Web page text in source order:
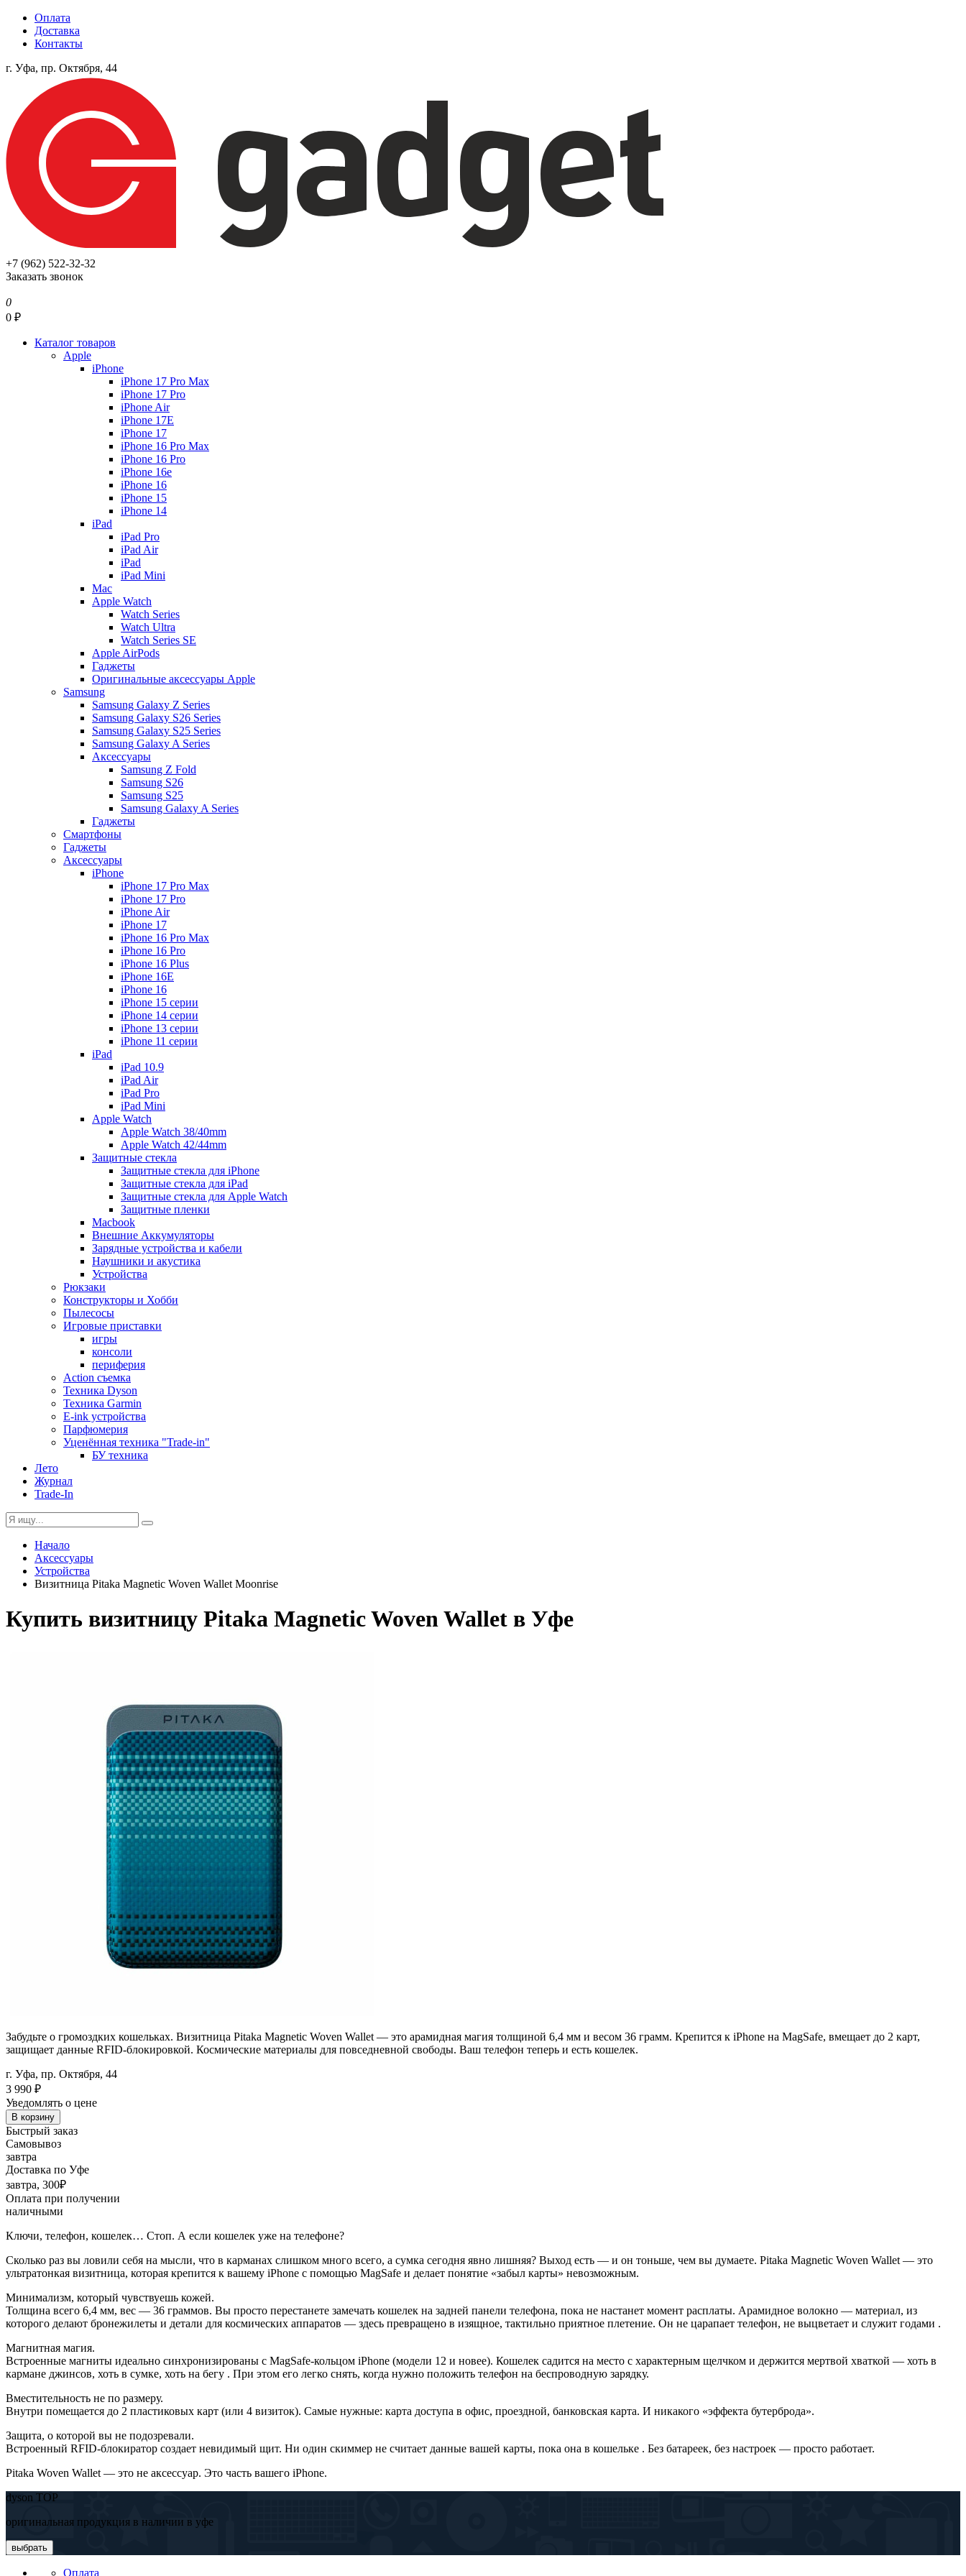
Оплата
Доставка
Контакты
г. Уфа, пр. Октября, 44
+7 (962) 522-32-32
Заказать звонок
0
0 ₽
Каталог товаров
Apple
iPhone
iPhone 17 Pro Max
iPhone 17 Pro
iPhone Air
iPhone 17E
iPhone 17
iPhone 16 Pro Max
iPhone 16 Pro
iPhone 16e
iPhone 16
iPhone 15
iPhone 14
iPad
iPad Pro
iPad Air
iPad
iPad Mini
Mac
Apple Watch
Watch Series
Watch Ultra
Watch Series SE
Apple AirPods
Гаджеты
Оригинальные аксессуары Apple
Samsung
Samsung Galaxy Z Series
Samsung Galaxy S26 Series
Samsung Galaxy S25 Series
Samsung Galaxy A Series
Аксессуары
Samsung Z Fold
Samsung S26
Samsung S25
Samsung Galaxy A Series
Гаджеты
Смартфоны
Гаджеты
Аксессуары
iPhone
iPhone 17 Pro Max
iPhone 17 Pro
iPhone Air
iPhone 17
iPhone 16 Pro Max
iPhone 16 Pro
iPhone 16 Plus
iPhone 16E
iPhone 16
iPhone 15 серии
iPhone 14 серии
iPhone 13 серии
iPhone 11 серии
iPad
iPad 10.9
iPad Air
iPad Pro
iPad Mini
Apple Watch
Apple Watch 38/40mm
Apple Watch 42/44mm
Защитные стекла
Защитные стекла для iPhone
Защитные стекла для iPad
Защитные стекла для Apple Watch
Защитные пленки
Macbook
Внешние Аккумуляторы
Зарядные устройства и кабели
Наушники и акустика
Устройства
Рюкзаки
Конструкторы и Хобби
Пылесосы
Игровые приставки
игры
консоли
периферия
Action съемка
Техника Dyson
Техника Garmin
E-ink устройства
Парфюмерия
Уценённая техника "Trade-in"
БУ техника
Лето
Журнал
Trade-In
Начало
Аксессуары
Устройства
Визитница Pitaka Magnetic Woven Wallet Moonrise
Купить визитницу Pitaka Magnetic Woven Wallet в Уфе
Забудьте о громоздких кошельках. Визитница Pitaka Magnetic Woven Wallet — это арамидная магия толщиной 6,4 мм и весом 36 грамм. Крепится к iPhone на MagSafe, вмещает до 2 карт,
защищает данные RFID-блокировкой. Космические материалы для повседневной свободы. Ваш телефон теперь и есть кошелек.
г. Уфа, пр. Октября, 44
3 990 ₽
Уведомлять о цене
В корзину
Быстрый заказ
Самовывоз
завтра
Доставка по Уфе
завтра, 300₽
Оплата при получении
наличными
Ключи, телефон, кошелек… Стоп. А если кошелек уже на телефоне?
Сколько раз вы ловили себя на мысли, что в карманах слишком много всего, а сумка сегодня явно лишняя? Выход есть — и он тоньше, чем вы думаете. Pitaka Magnetic Woven Wallet — это
ультратонкая визитница, которая крепится к вашему iPhone с помощью MagSafe и делает понятие «забыл карты» невозможным.
Минимализм, который чувствуешь кожей.
Толщина всего 6,4 мм, вес — 36 граммов. Вы просто перестанете замечать кошелек на задней панели телефона, пока не настанет момент расплаты. Арамидное волокно — материал, из
которого делают бронежилеты и детали для космических аппаратов — здесь превращено в изящное, тактильно приятное плетение. Он не царапает телефон, не выцветает и служит годами .
Магнитная магия.
Встроенные магниты идеально синхронизированы с MagSafe-кольцом iPhone (модели 12 и новее). Кошелек садится на место с характерным щелчком и держится мертвой хваткой — хоть в
кармане джинсов, хоть в сумке, хоть на бегу . При этом его легко снять, когда нужно положить телефон на беспроводную зарядку.
Вместительность не по размеру.
Внутри помещается до 2 пластиковых карт (или 4 визиток). Самые нужные: карта доступа в офис, проездной, банковская карта. И никакого «эффекта бутерброда».
Защита, о которой вы не подозревали.
Встроенный RFID-блокиратор создает невидимый щит. Ни один скиммер не считает данные вашей карты, пока она в кошельке . Без батареек, без настроек — просто работает.
Pitaka Woven Wallet — это не аксессуар. Это часть вашего iPhone.
dyson TOP
оригинальная продукция в наличии в уфе
выбрать
Оплата